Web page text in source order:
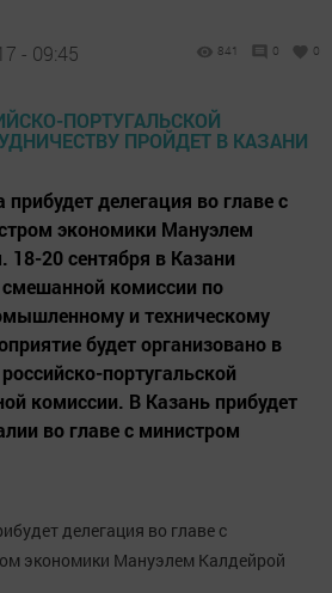
- 09:45 841 0 0
прибудет делегация во главе с
экономики Мануэлем
20 сентября в Казани
смешанной комиссии по
и техническому
будет организовано в
португальской
комиссии. В Казань прибудет
во главе с министром
делегация во главе с
экономики Мануэлем Калдейрой